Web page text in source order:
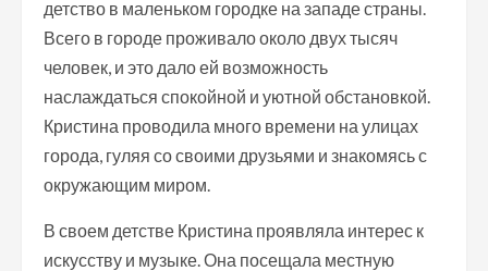
детство в маленьком городке на западе страны.
Всего в городе проживало около двух тысяч
человек, и это дало ей возможность
наслаждаться спокойной и уютной обстановкой.
Кристина проводила много времени на улицах
города, гуляя со своими друзьями и знакомясь с
окружающим миром.
В своем детстве Кристина проявляла интерес к
искусству и музыке. Она посещала местную